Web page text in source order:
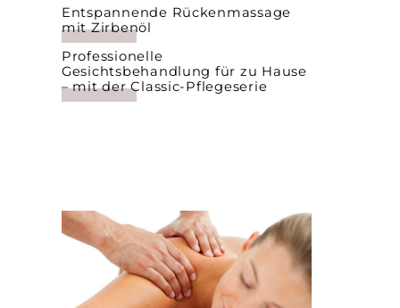
Entspannende Rückenmassage
mit Zirbenöl
Professionelle
Gesichtsbehandlung für zu Hause
– mit der Classic-Pflegeserie